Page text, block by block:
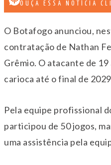
OUÇA ESSA NOTÍCIA
O Botafogo anunciou,
contratação de Nathan
Grêmio. O atacante de
carioca até o final de
Pela equipe profissional
participou de 50 jogos,
uma assistência pela